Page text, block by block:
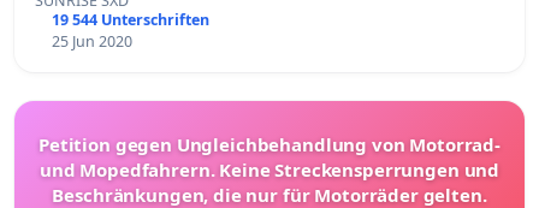
19 544 Unterschriften
25 Jun 2020
Petition gegen Ungleichbehandlung von Motorrad-
und Mopedfahrern. Keine Streckensperrungen und
Beschränkungen, die nur für Motorräder gelten.